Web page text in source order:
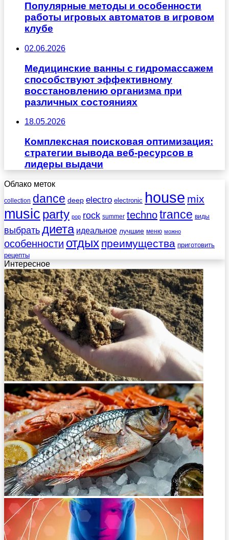
Популярные методы и особенности
работы игровых автоматов в игровом
клубе
02.06.2026
Медицинские ванны с гидромассажем
способствуют эффективному
восстановлению организма при
различных состояниях
18.05.2026
Комплексная поисковая оптимизация:
стратегии вывода веб-ресурсов в
лидеры выдачи
Облако меток
collection dance deep electro electronic house mix
music party pop rock summer technotrance виды
выбратьдиета идеальное лучшие меню можно
особенности отдых преимущества приготовить
рецепты
Интересное